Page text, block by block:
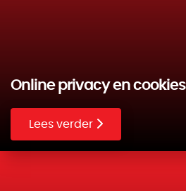
Online privacy en cookies
Lees verder